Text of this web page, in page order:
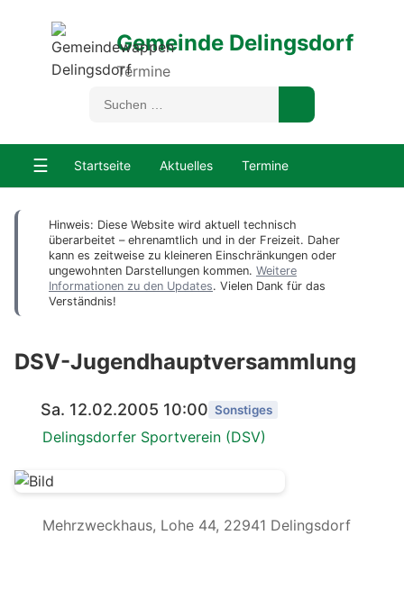
Gemeinde Delingsdorf
Termine
☰ Startseite Aktuelles Termine
Hinweis: Diese Website wird aktuell technisch
überarbeitet – ehrenamtlich und in der Freizeit. Daher
kann es zeitweise zu kleineren Einschränkungen oder
ungewohnten Darstellungen kommen. Weitere
Informationen zu den Updates. Vielen Dank für das
Verständnis!
DSV-Jugendhauptversammlung
Sa. 12.02.2005 10:00 Sonstiges
Delingsdorfer Sportverein (DSV)
Mehrzweckhaus, Lohe 44, 22941 Delingsdorf